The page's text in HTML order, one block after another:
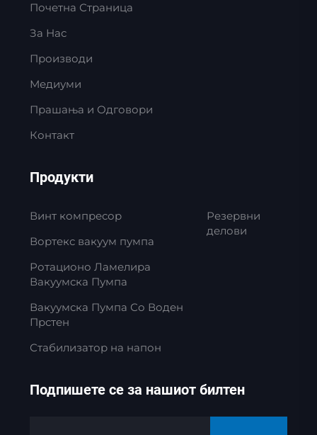
Почетна Страница
За Нас
Производи
Медиуми
Прашања и Одговори
Контакт
Продукти
Винт компресор
Вортекс вакуум пумпа
Ротационо Ламелира
Вакуумска Пумпа
Вакуумска Пумпа Со Воден
Прстен
Стабилизатор на напон
Резервни
делови
Подпишете се за нашиот билтен